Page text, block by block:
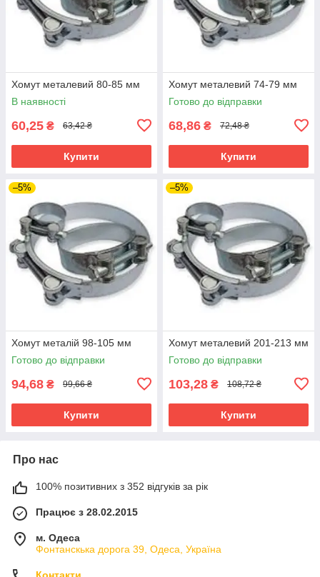
Хомут металевий 80-85 мм
В наявності
60,25 ₴ 63,42 ₴
Купити
Хомут металевий 74-79 мм
Готово до відправки
68,86 ₴ 72,48 ₴
Купити
–5%
Хомут металій 98-105 мм
Готово до відправки
94,68 ₴ 99,66 ₴
Купити
–5%
Хомут металевий 201-213 мм
Готово до відправки
103,28 ₴ 108,72 ₴
Купити
Про нас
100% позитивних з 352 відгуків за рік
Працює з 28.02.2015
м. Одеса
Фонтанскька дорога 39, Одеса, Україна